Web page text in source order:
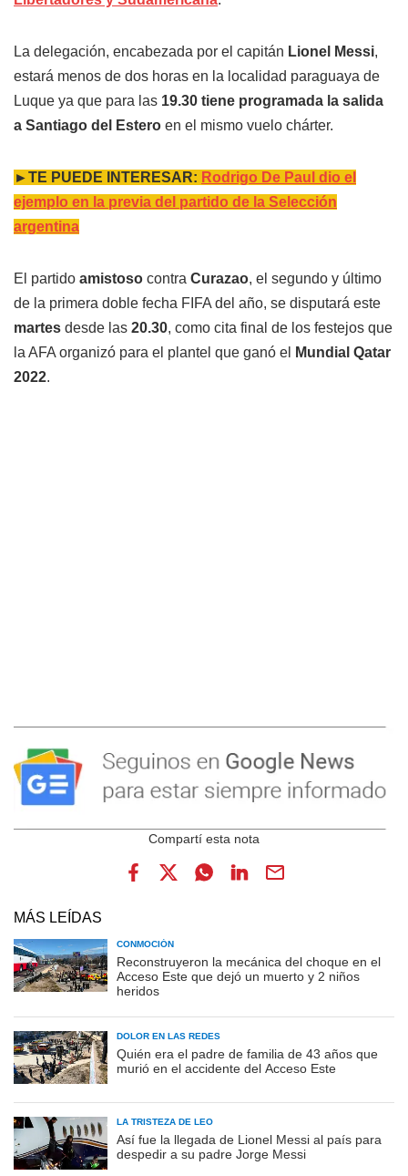
La delegación, encabezada por el capitán Lionel Messi,
estará menos de dos horas en la localidad paraguaya de
Luque ya que para las 19.30 tiene programada la salida
a Santiago del Estero en el mismo vuelo chárter.
►TE PUEDE INTERESAR: Rodrigo De Paul dio el
ejemplo en la previa del partido de la Selección
argentina
El partido amistoso contra Curazao, el segundo y último
de la primera doble fecha FIFA del año, se disputará este
martes desde las 20.30, como cita final de los festejos que
la AFA organizó para el plantel que ganó el
Mundial Qatar
2022.
MÁS LEÍDAS
CONMOCIÓN
Reconstruyeron la mecánica del choque en el
Acceso Este que dejó un muerto y 2 niños
heridos
DOLOR EN LAS REDES
Quién era el padre de familia de 43 años que
murió en el accidente del Acceso Este
LA TRISTEZA DE LEO
Así fue la llegada de Lionel Messi al país para
despedir a su padre Jorge Messi